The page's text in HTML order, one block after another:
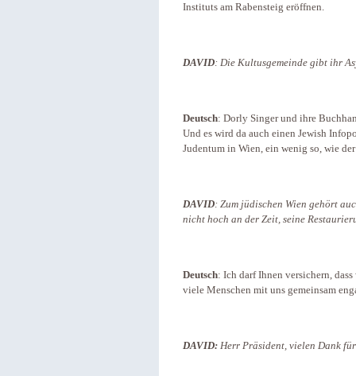
Instituts am Rabensteig eröffnen.
DAVID: Die Kultusgemeinde gibt ihr
Deutsch: Dorly Singer und ihre
Und es wird da auch einen Jewish
Judentum in Wien, ein wenig so, wie
DAVID: Zum jüdischen Wien gehört
nicht hoch an der Zeit, seine
Deutsch: Ich darf Ihnen versichern,
viele Menschen mit uns gemeinsam
DAVID: Herr Präsident, vielen Dank